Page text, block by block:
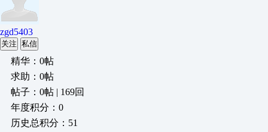
zgd5403
关注 私信
精华：0帖
求助：0帖
帖子：0帖 | 169回
年度积分：0
历史总积分：51